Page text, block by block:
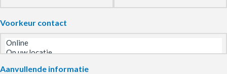
Voorkeur contact
Aanvullende informatie